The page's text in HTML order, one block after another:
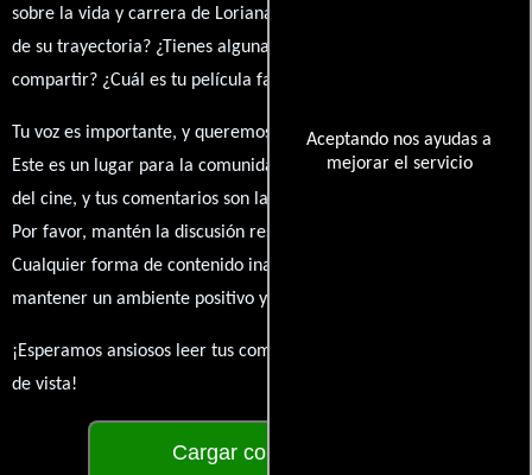
Aceptando nos ayudas a
mejorar el servicio
sobre la vida y carrera de Loriana Bartella. ¿Qué te ha inspirado
de su trayectoria? ¿Tienes alguna anécdota personal que desees
compartir? ¿Cuál es tu película favorita en la que ha participado?
Tu voz es importante, y queremos escuchar tus pensamientos.
Este es un lugar para la comunidad de admiradores y amantes
del cine, y tus comentarios son la esencia de esta conversación.
Por favor, mantén la discusión respetuosa y constructiva.
Cualquier forma de contenido inapropiado será eliminado para
mantener un ambiente positivo y enriquecedor para todos.
¡Esperamos ansiosos leer tus comentarios y conocer tus puntos
de vista!
Cargar comentarios